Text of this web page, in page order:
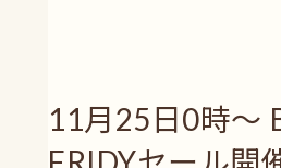
11月25日0時～